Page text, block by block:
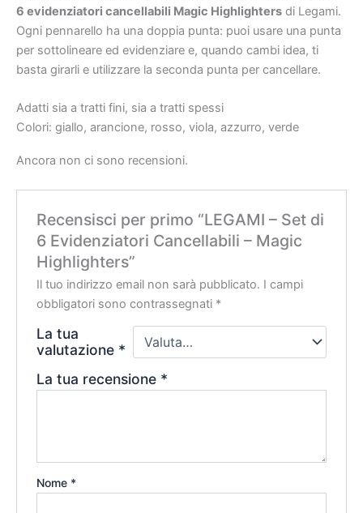
6 evidenziatori cancellabili Magic Highlighters di Legami.
Ogni pennarello ha una doppia punta: puoi usare una punta
per sottolineare ed evidenziare e, quando cambi idea, ti
basta girarli e utilizzare la seconda punta per cancellare.
Adatti sia a tratti fini, sia a tratti spessi
Colori: giallo, arancione, rosso, viola, azzurro, verde
Ancora non ci sono recensioni.
Recensisci per primo “LEGAMI – Set di
6 Evidenziatori Cancellabili – Magic
Highlighters”
Il tuo indirizzo email non sarà pubblicato. I campi
obbligatori sono contrassegnati *
La tua
valutazione *
La tua recensione *
Nome *